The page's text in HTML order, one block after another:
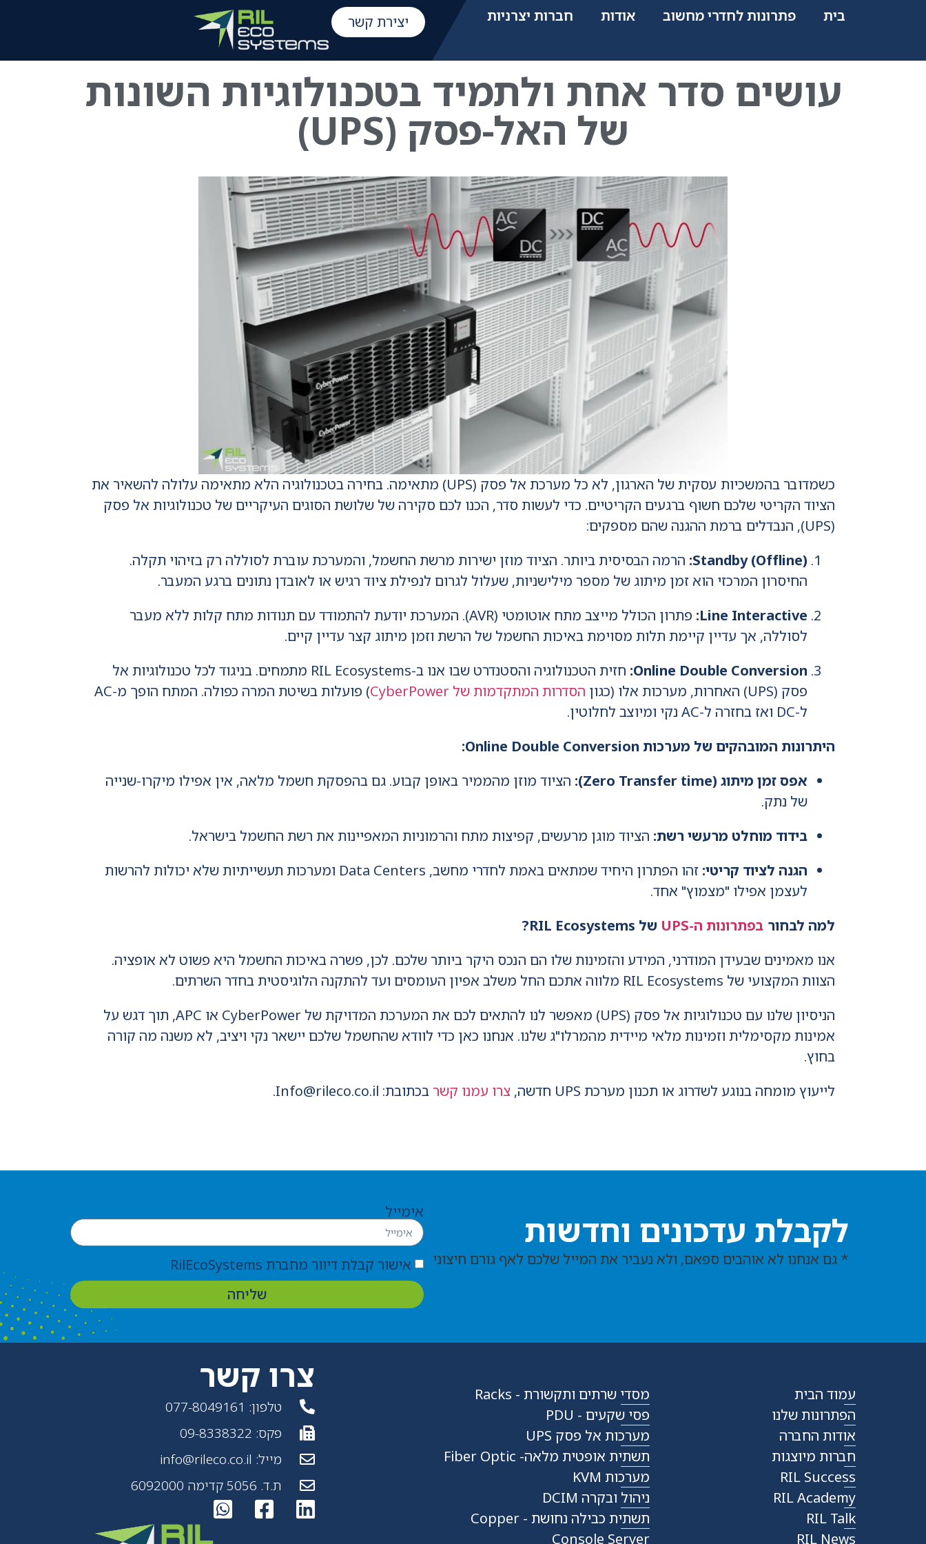
בית פתרונות לחדרי מחשוב אודות חברות יצרניות יצירת קשר
עושים סדר אחת ולתמיד בטכנולוגיות השונות
של האל-פסק (UPS)
כשמדובר בהמשכיות עסקית של הארגון, לא כל מערכת אל פסק (UPS) מתאימה. בחירה בטכנולוגיה הלא מתאימה עלולה להשאיר את
הציוד הקריטי שלכם חשוף ברגעים הקריטיים. כדי לעשות סדר, הכנו לכם סקירה של שלושת הסוגים העיקריים של טכנולוגיות אל פסק
(UPS), הנבדלים ברמת ההגנה שהם מספקים:
Standby (Offline): הרמה הבסיסית ביותר. הציוד מוזן ישירות מרשת החשמל, והמערכת עוברת לסוללה רק בזיהוי תקלה.
החיסרון המרכזי הוא זמן מיתוג של מספר מילישניות, שעלול לגרום לנפילת ציוד רגיש או לאובדן נתונים ברגע המעבר.
Line Interactive:
פתרון הכולל מייצב מתח אוטומטי (AVR). המערכת יודעת להתמודד עם תנודות מתח קלות ללא מעבר
לסוללה, אך עדיין קיימת תלות מסוימת באיכות החשמל של הרשת וזמן מיתוג קצר עדיין קיים.
Online Double Conversion:
חזית הטכנולוגיה והסטנדרט שבו אנו ב-RIL Ecosystems מתמחים. בניגוד לכל טכנולוגיות אל
פסק (UPS) האחרות, מערכות אלו (כגון
הסדרות המתקדמות של CyberPower
) פועלות בשיטת המרה כפולה. המתח הופך מ-AC
ל-DC ואז בחזרה ל-AC נקי ומיוצב לחלוטין.
היתרונות המובהקים של מערכות Online Double Conversion:
אפס זמן מיתוג (Zero Transfer time):
הציוד מוזן מהממיר באופן קבוע. גם בהפסקת חשמל מלאה, אין אפילו מיקרו-שנייה
של נתק.
בידוד מוחלט מרעשי רשת: הציוד מוגן מרעשים, קפיצות מתח והרמוניות המאפיינות את רשת החשמל בישראל.
הגנה לציוד קריטי:
זהו הפתרון היחיד שמתאים באמת לחדרי מחשב, Data Centers ומערכות תעשייתיות שלא יכולות להרשות
לעצמן אפילו "מצמוץ" אחד.
למה לבחור בפתרונות ה-UPS
של RIL Ecosystems?
אנו מאמינים שבעידן המודרני, המידע והזמינות שלו הם הנכס היקר ביותר שלכם. לכן, פשרה באיכות החשמל היא פשוט לא אופציה.
הצוות המקצועי של RIL Ecosystems מלווה אתכם החל משלב אפיון העומסים ועד להתקנה הלוגיסטית בחדר השרתים.
הניסיון שלנו עם טכנולוגיות אל פסק (UPS) מאפשר לנו להתאים לכם את המערכת המדויקת של CyberPower או APC, תוך דגש על
אמינות מקסימלית וזמינות מלאי מיידית מהמרלו"ג שלנו. אנחנו כאן כדי לוודא שהחשמל שלכם יישאר נקי ויציב, לא משנה מה קורה
בחוץ.
לייעוץ מומחה בנוגע לשדרוג או תכנון מערכת UPS חדשה,
צרו עמנו קשרבכתובת: Info@rileco.co.il.
לקבלת עדכונים וחדשות
* גם אנחנו לא אוהבים ספאם, ולא נעביר את המייל שלכם לאף גורם חיצוני
אימייל
אישור קבלת דיוור מחברת RilEcoSystems
שליחה
עמוד הבית
הפתרונות שלנו
אודות החברה
חברות מיוצגות
RIL Success
RIL Academy
RIL Talk
RIL News
מסדי שרתים ותקשורת - Racks
פסי שקעים - PDU
מערכות אל פסק UPS
תשתית אופטית מלאה- Fiber Optic
מערכות KVM
ניהול ובקרה DCIM
תשתית כבילה נחושת - Copper
Console Server
צרו קשר
טלפון: 077-8049161
פקס: 09-8338322
מייל: info@rileco.co.il
ת.ד. 5056 קדימה 6092000